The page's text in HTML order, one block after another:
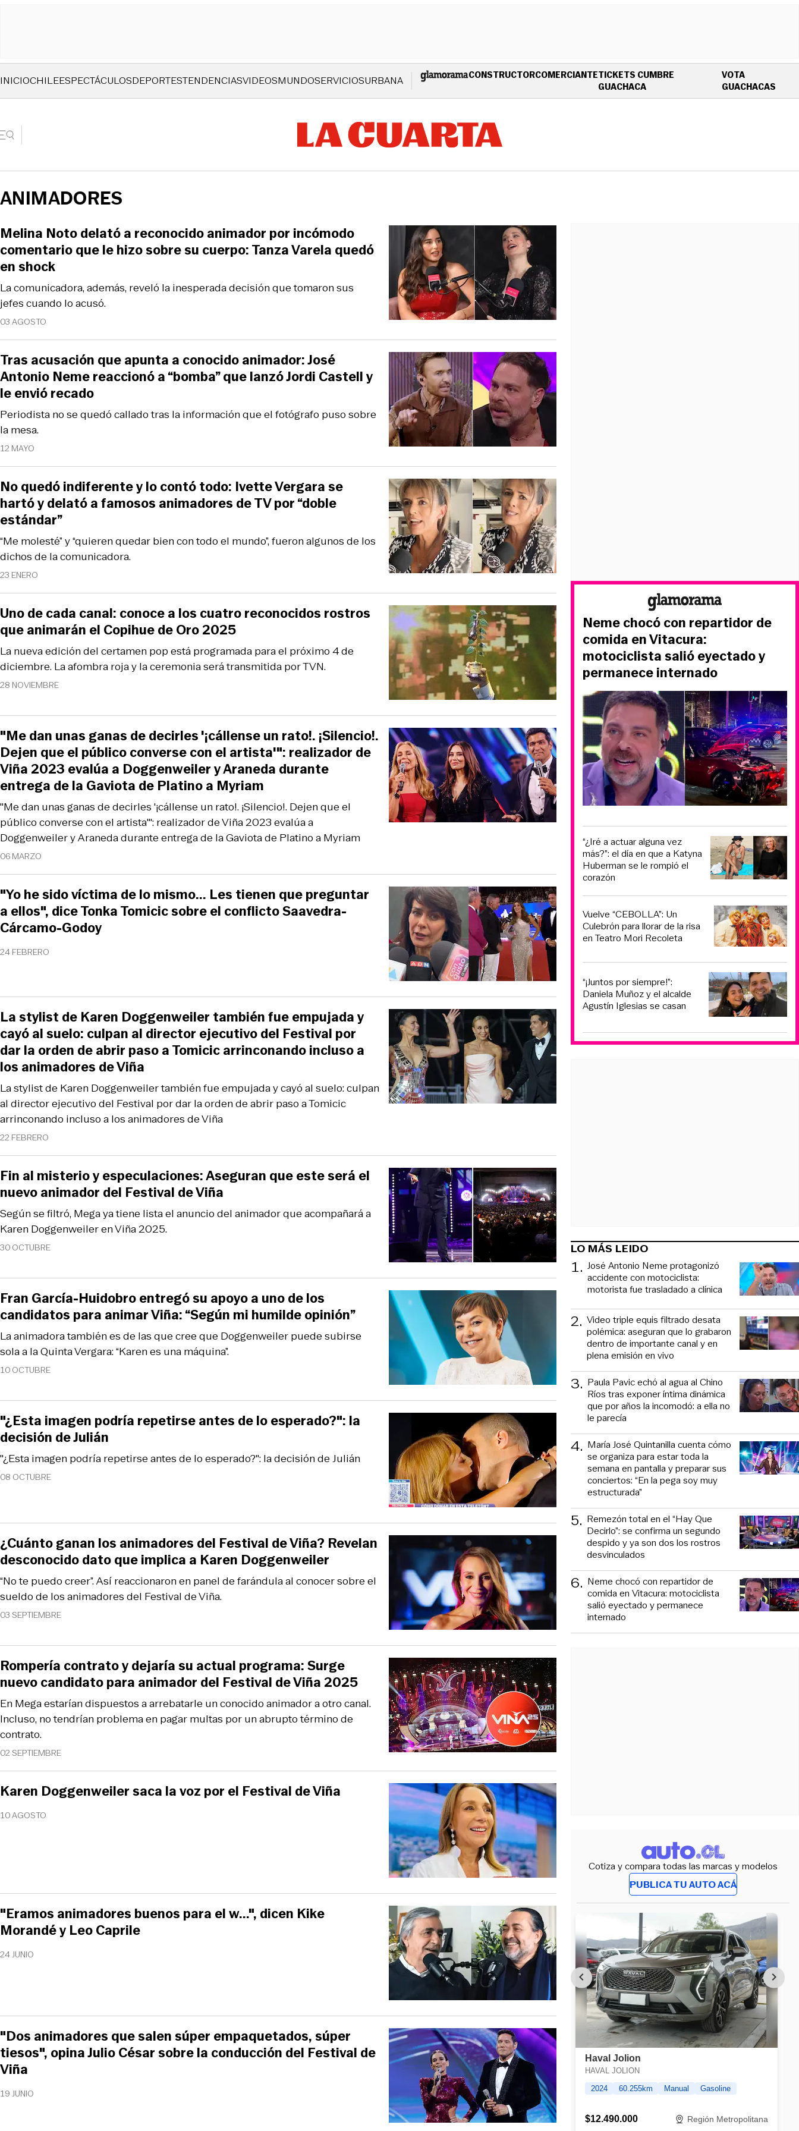
INICIOCHILEESPECTÁCULOSDEPORTESTENDENCIASVIDEOSMUNDOSERVICIOSURBANA CONSTRUCTORCOMERCIANTETICKETS CUMBRE
GUACHACAOPENS IN NEW WINDOW
VOTA
GUACHACAS
ANIMADORES
03 AGOSTO
La comunicadora, además, reveló la inesperada decisión que tomaron sus
jefes cuando lo acusó.
Melina Noto delató a reconocido animador por incómodo
comentario que le hizo sobre su cuerpo: Tanza Varela quedó
en shock
12 MAYO
Periodista no se quedó callado tras la información que el fotógrafo puso sobre
la mesa.
Tras acusación que apunta a conocido animador: José
Antonio Neme reaccionó a “bomba” que lanzó Jordi Castell y
le envió recado
23 ENERO
“Me molesté” y “quieren quedar bien con todo el mundo”, fueron algunos de los
dichos de la comunicadora.
No quedó indiferente y lo contó todo: Ivette Vergara se
hartó y delató a famosos animadores de TV por “doble
estándar”
28 NOVIEMBRE
La nueva edición del certamen pop está programada para el próximo 4 de
diciembre. La afombra roja y la ceremonia será transmitida por TVN.
Uno de cada canal: conoce a los cuatro reconocidos rostros
que animarán el Copihue de Oro 2025
06 MARZO
"Me dan unas ganas de decirles '¡cállense un rato!. ¡Silencio!. Dejen que el
público converse con el artista'": realizador de Viña 2023 evalúa a
Doggenweiler y Araneda durante entrega de la Gaviota de Platino a Myriam
"Me dan unas ganas de decirles '¡cállense un rato!. ¡Silencio!.
Dejen que el público converse con el artista'": realizador de
Viña 2023 evalúa a Doggenweiler y Araneda durante
entrega de la Gaviota de Platino a Myriam
24 FEBRERO
"Yo he sido víctima de lo mismo... Les tienen que preguntar
a ellos", dice Tonka Tomicic sobre el conflicto Saavedra-
Cárcamo-Godoy
22 FEBRERO
La stylist de Karen Doggenweiler también fue empujada y cayó al suelo: culpan
al director ejecutivo del Festival por dar la orden de abrir paso a Tomicic
arrinconando incluso a los animadores de Viña
La stylist de Karen Doggenweiler también fue empujada y
cayó al suelo: culpan al director ejecutivo del Festival por
dar la orden de abrir paso a Tomicic arrinconando incluso a
los animadores de Viña
30 OCTUBRE
Según se filtró, Mega ya tiene lista el anuncio del animador que acompañará a
Karen Doggenweiler en Viña 2025.
Fin al misterio y especulaciones: Aseguran que este será el
nuevo animador del Festival de Viña
10 OCTUBRE
La animadora también es de las que cree que Doggenweiler puede subirse
sola a la Quinta Vergara: “Karen es una máquina”.
Fran García-Huidobro entregó su apoyo a uno de los
candidatos para animar Viña: “Según mi humilde opinión”
08 OCTUBRE
"¿Esta imagen podría repetirse antes de lo esperado?": la decisión de Julián
"¿Esta imagen podría repetirse antes de lo esperado?": la
decisión de Julián
03 SEPTIEMBRE
“No te puedo creer”. Así reaccionaron en panel de farándula al conocer sobre el
sueldo de los animadores del Festival de Viña.
¿Cuánto ganan los animadores del Festival de Viña? Revelan
desconocido dato que implica a Karen Doggenweiler
02 SEPTIEMBRE
En Mega estarían dispuestos a arrebatarle un conocido animador a otro canal.
Incluso, no tendrían problema en pagar multas por un abrupto término de
contrato.
Rompería contrato y dejaría su actual programa: Surge
nuevo candidato para animador del Festival de Viña 2025
10 AGOSTO
Karen Doggenweiler saca la voz por el Festival de Viña
24 JUNIO
"Eramos animadores buenos para el w...", dicen Kike
Morandé y Leo Caprile
19 JUNIO
"Dos animadores que salen súper empaquetados, súper
tiesos", opina Julio César sobre la conducción del Festival de
Viña
Neme chocó con repartidor de
comida en Vitacura:
motociclista salió eyectado y
permanece internado
“¿Iré a actuar alguna vez
más?”: el día en que a Katyna
Huberman se le rompió el
corazón
Vuelve “CEBOLLA”: Un
Culebrón para llorar de la risa
en Teatro Mori Recoleta
“¡Juntos por siempre!”:
Daniela Muñoz y el alcalde
Agustín Iglesias se casan
LO MÁS LEIDO
1. José Antonio Neme protagonizó
accidente con motociclista:
motorista fue trasladado a clínica
2. Video triple equis filtrado desata
polémica: aseguran que lo grabaron
dentro de importante canal y en
plena emisión en vivo
3. Paula Pavic echó al agua al Chino
Ríos tras exponer íntima dinámica
que por años la incomodó: a ella no
le parecía
4. María José Quintanilla cuenta cómo
se organiza para estar toda la
semana en pantalla y preparar sus
conciertos: “En la pega soy muy
estructurada”
5. Remezón total en el “Hay Que
Decirlo”: se confirma un segundo
despido y ya son dos los rostros
desvinculados
6. Neme chocó con repartidor de
comida en Vitacura: motociclista
salió eyectado y permanece
internado
Cotiza y compara todas las marcas y modelos
PUBLICA TU AUTO ACÁ